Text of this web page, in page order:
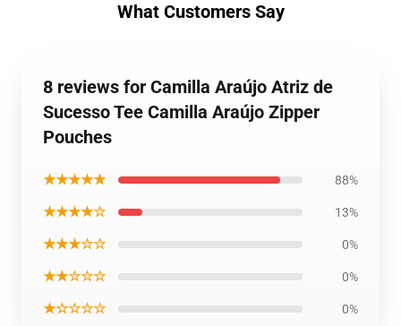
What Customers Say
8 reviews for Camilla Araújo Atriz de
Sucesso Tee Camilla Araújo Zipper
Pouches
★★★★★ 88%
★★★★☆ 13%
★★★☆☆ 0%
★★☆☆☆ 0%
★☆☆☆☆ 0%